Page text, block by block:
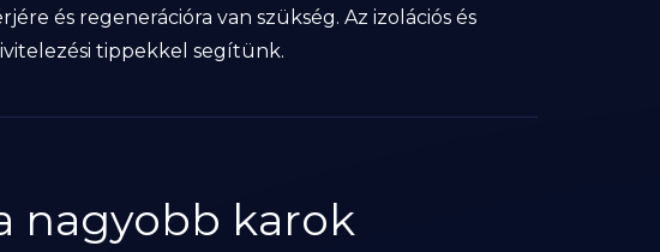
és regenerációra van szükség. Az izolációs és
tippekkel segítünk.
nagyobb karok